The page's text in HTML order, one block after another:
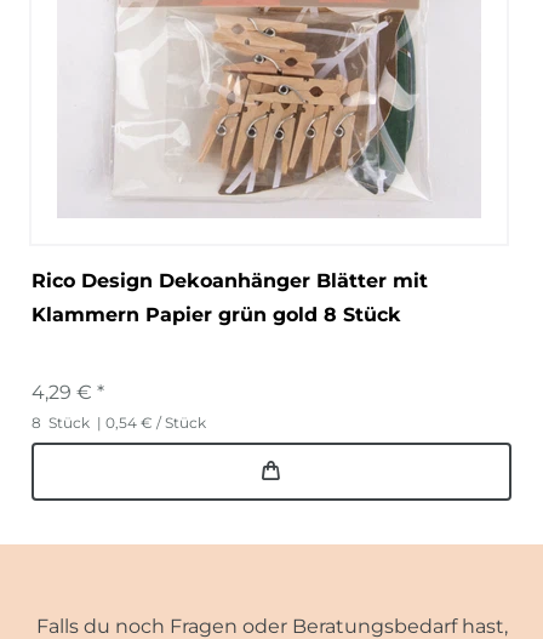
Rico Design Dekoanhänger Blätter mit
Klammern Papier grün gold 8 Stück
4,29 € *
8 Stück | 0,54 € / Stück
Falls du noch Fragen oder Beratungsbedarf hast,